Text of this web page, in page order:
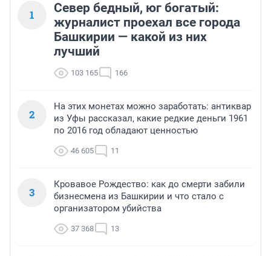
1
Север бедный, юг богатый:
журналист проехал все города
Башкирии — какой из них
лучший
103 165 166
2
На этих монетах можно заработать: антиквар
из Уфы рассказал, какие редкие деньги 1961
по 2016 год обладают ценностью
46 605 11
3
Кровавое Рождество: как до смерти забили
бизнесмена из Башкирии и что стало с
организатором убийства
37 368 13